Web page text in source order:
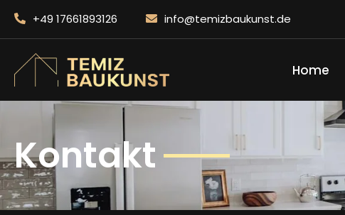
+49 17661893126 info@temizbaukunst.de
Home
Kontakt